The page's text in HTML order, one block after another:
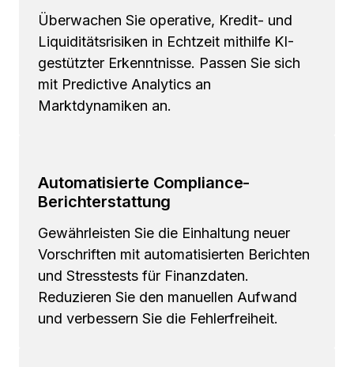
Überwachen Sie operative, Kredit- und
Liquiditätsrisiken in Echtzeit mithilfe KI-
gestützter Erkenntnisse. Passen Sie sich
mit Predictive Analytics an
Marktdynamiken an.
Automatisierte Compliance-
Berichterstattung
Gewährleisten Sie die Einhaltung neuer
Vorschriften mit automatisierten Berichten
und Stresstests für Finanzdaten.
Reduzieren Sie den manuellen Aufwand
und verbessern Sie die Fehlerfreiheit.